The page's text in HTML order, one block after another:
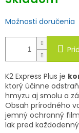
Možnosti doručenia
K2 Express Plus je
ktorý účinne
hmyzu aj smolu a
Obsah prírodného
jemný ochranný
lak pred